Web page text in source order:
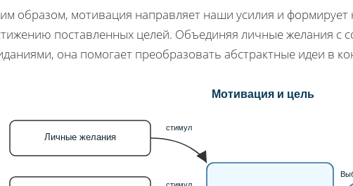
образом, мотивация направляет наши усилия и формирует
поставленных целей. Объединяя личные желания с
она помогает преобразовать абстрактные идеи в
Мотивация и цель
Личные желания
стимул